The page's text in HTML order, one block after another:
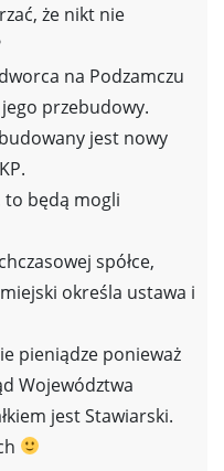
że nikt nie
na Podzamczu
przebudowy.
jest nowy
to będą mogli
spółce,
określa ustawa i
pieniądze ponieważ
Województwa
jest Stawiarski.